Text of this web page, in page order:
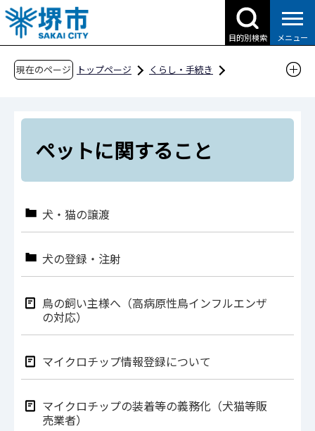
こ
の
ペ
目的別検索 メニュー
現在のページ トップページ
くらし・手続き
ペットに関すること
犬・猫の譲渡
犬の登録・注射
鳥の飼い主様へ（高病原性鳥インフルエンザ
の対応）
マイクロチップ情報登録について
マイクロチップの装着等の義務化（犬猫等販
売業者）